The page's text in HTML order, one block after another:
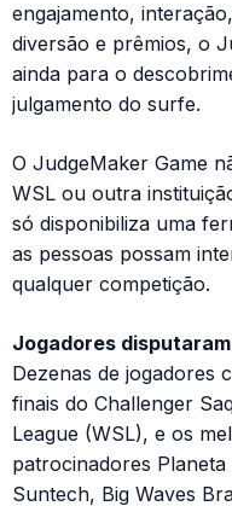
engajamento,
diversão e prêmios, o
ainda para o
julgamento do surfe.
O JudgeMaker Game
WSL ou outra
só disponibiliza uma
as pessoas possam
qualquer competição.
Jogadores
Dezenas de jogadores
finais do Challenger
League (WSL), e os
patrocinadores
Suntech, Big Waves